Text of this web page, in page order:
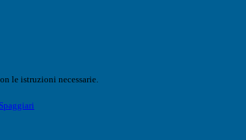
le istruzioni necessarie.